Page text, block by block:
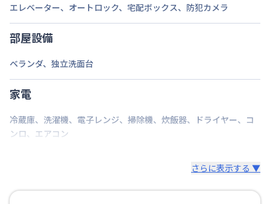
エレベーター、 オートロック、 宅配ボックス、 防犯カメラ
部屋設備
ベランダ、 独立洗面台
家電
冷蔵庫、 洗濯機、 電子レンジ、 掃除機、 炊飯器、 ドライヤー、 コ
ンロ、 エアコン
さらに表示する ▼